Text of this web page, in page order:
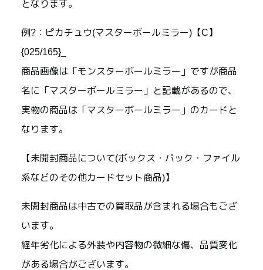
となります。
例?：ピカチュウ(マスターボールミラー)【C】
{025/165}_
商品画像は「モンスターボールミラー」ですが商品
名に「マスターボールミラー」と記載があるので、
実物の商品は「マスターボールミラー」のカードと
なります。
【未開封商品について(ボックス・パック・ファイル
系などのその他カードセット商品)】
未開封商品は中古での買取品が含まれる場合もござ
います。
経年劣化による外装や内容物の微細な傷、品質変化
がある場合がございます。